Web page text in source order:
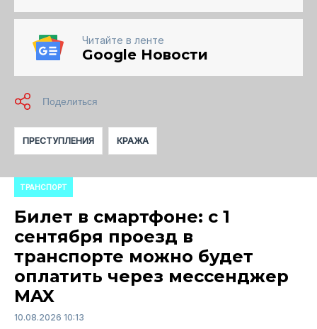
Читайте в ленте
Google Новости
ПРЕСТУПЛЕНИЯ КРАЖА
ТРАНСПОРТ
Билет в смартфоне: с 1
сентября проезд в
транспорте можно будет
оплатить через мессенджер
MAX
10.08.2026 10:13